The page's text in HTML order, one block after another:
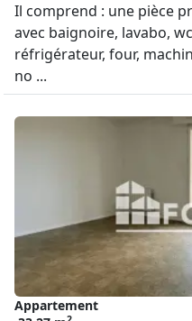
Il comprend : une pièce
avec baignoire, lavabo,
réfrigérateur, four,
no ...
Appartement